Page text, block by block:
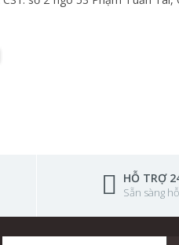
HỖ TRỢ
Sẵn sàng